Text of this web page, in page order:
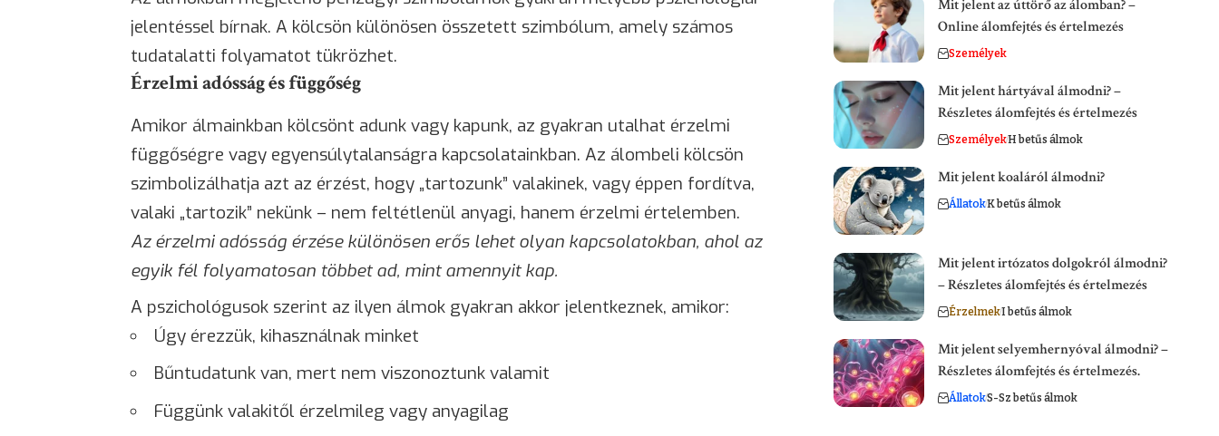
jelentéssel bírnak. A kölcsön különösen összetett szimbólum, amely számos
tudatalatti folyamatot tükrözhet.
Érzelmi adósság és függőség
Amikor álmainkban kölcsönt adunk vagy kapunk, az gyakran utalhat érzelmi
függőségre vagy egyensúlytalanságra kapcsolatainkban. Az álombeli kölcsön
szimbolizálhatja azt az érzést, hogy „tartozunk” valakinek, vagy éppen fordítva,
valaki „tartozik” nekünk – nem feltétlenül anyagi, hanem érzelmi értelemben.
Az érzelmi adósság érzése különösen erős lehet olyan kapcsolatokban, ahol az
egyik fél folyamatosan többet ad, mint amennyit kap.
A pszichológusok szerint az ilyen álmok gyakran akkor jelentkeznek, amikor:
Úgy érezzük, kihasználnak minket
Bűntudatunk van, mert nem viszonoztunk valamit
Függünk valakitől érzelmileg vagy anyagilag
Mit jelent az úttörő az álomban? –
Online álomfejtés és értelmezés
Személyek
Mit jelent hártyával álmodni? –
Részletes álomfejtés és értelmezés
SzemélyekH betűs álmok
Mit jelent koaláról álmodni?
ÁllatokK betűs álmok
Mit jelent irtózatos dolgokról álmodni?
– Részletes álomfejtés és értelmezés
ÉrzelmekI betűs álmok
Mit jelent selyemhernyóval álmodni? –
Részletes álomfejtés és értelmezés.
ÁllatokS-Sz betűs álmok